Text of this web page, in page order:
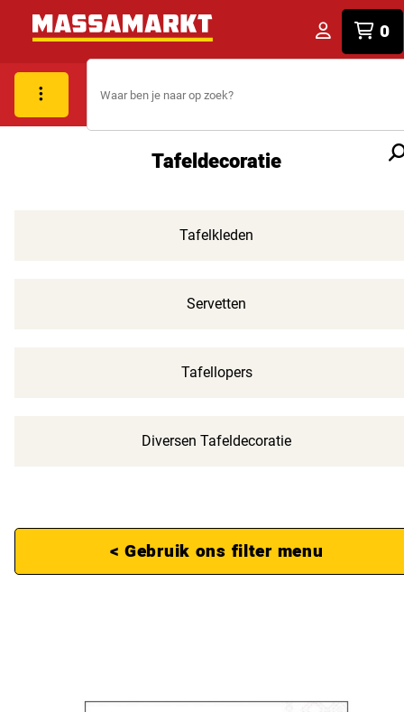
0
Tafeldecoratie
Tafelkleden
Servetten
Tafellopers
Diversen Tafeldecoratie
< Gebruik ons filter menu